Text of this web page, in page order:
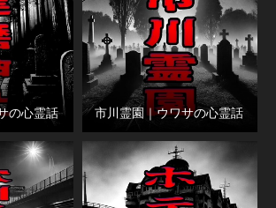
の心霊話 市川霊園｜ウワサの心霊話